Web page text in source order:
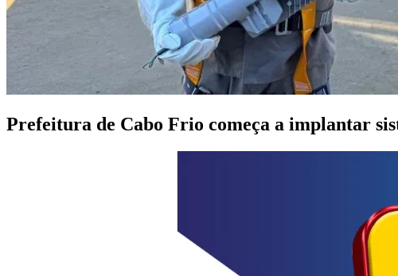
Prefeitura de Cabo Frio começa a implantar